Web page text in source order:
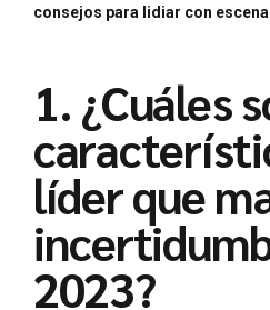
consejos para lidiar con
1. ¿Cuáles
líder que
2023?